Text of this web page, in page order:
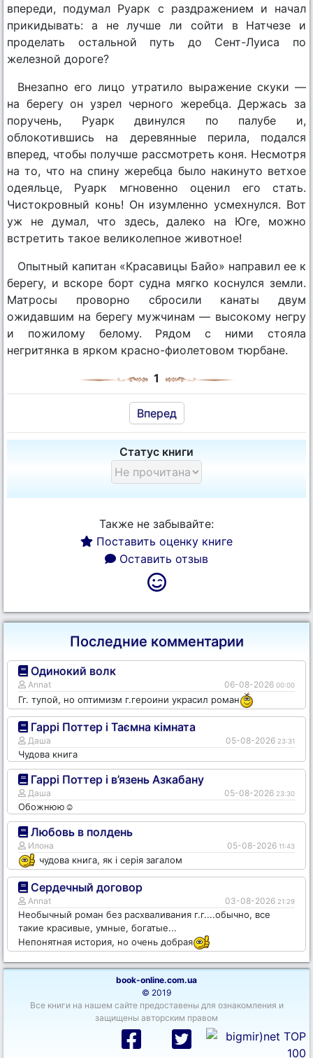
впереди, подумал Руарк с раздражением и начал
прикидывать: а не лучше ли сойти в Натчезе и
проделать остальной путь до Сент-Луиса по
железной дороге?
Внезапно его лицо утратило выражение скуки —
на берегу он узрел черного жеребца. Держась за
поручень, Руарк двинулся по палубе и,
облокотившись на деревянные перила, подался
вперед, чтобы получше рассмотреть коня. Несмотря
на то, что на спину жеребца было накинуто ветхое
одеяльце, Руарк мгновенно оценил его стать.
Чистокровный конь! Он изумленно усмехнулся. Вот
уж не думал, что здесь, далеко на Юге, можно
встретить такое великолепное животное!
Опытный капитан «Красавицы Байо» направил ее к
берегу, и вскоре борт судна мягко коснулся земли.
Матросы проворно сбросили канаты двум
ожидавшим на берегу мужчинам — высокому негру
и пожилому белому. Рядом с ними стояла
негритянка в ярком красно-фиолетовом тюрбане.
1
Вперед
Статус книги
Также не забывайте:
Поставить оценку книге
Оставить отзыв
Последние комментарии
Одинокий волк
Annat 06-08-2026 00:00
Гг. тупой, но оптимизм г.героини украсил роман
Гаррі Поттер і Таємна кімната
Даша 05-08-2026 23:31
Чудова книга
Гаррі Поттер і в’язень Азкабану
Даша 05-08-2026 23:30
Обожнюю☺️
Любовь в полдень
Илона 05-08-2026 11:43
чудова книга, як і серія загалом
Сердечный договор
Annat 03-08-2026 21:29
Необычный роман без расхваливания г.г....обычно, все
такие красивые, умные, богатые...
Непонятная история, но очень добрая
book-online.com.ua
© 2019
Все книги на нашем сайте предоставены для ознакомления и
защищены авторским правом